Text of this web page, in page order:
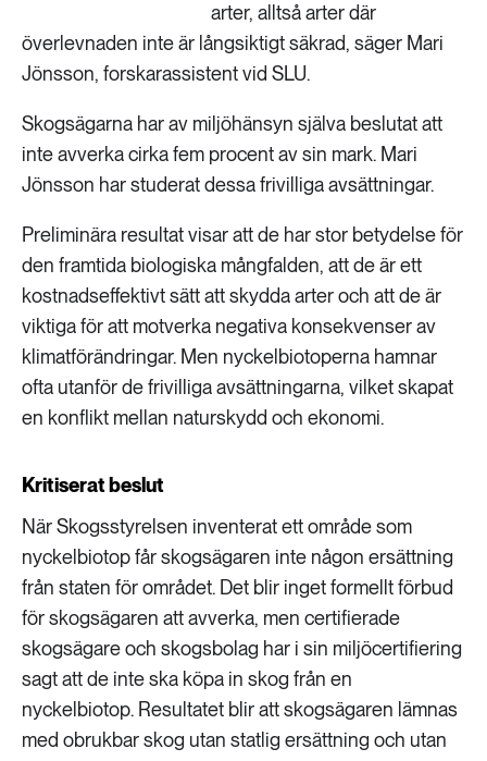
arter, alltså arter där
överlevnaden inte är långsiktigt säkrad, säger Mari
Jönsson, forskarassistent vid SLU.
Skogsägarna har av miljöhänsyn själva beslutat att
inte avverka cirka fem procent av sin mark. Mari
Jönsson har studerat dessa frivilliga avsättningar.
Preliminära resultat visar att de har stor betydelse för
den framtida biologiska mångfalden, att de är ett
kostnadseffektivt sätt att skydda arter och att de är
viktiga för att motverka negativa konsekvenser av
klimatförändringar. Men nyckelbiotoperna hamnar
ofta utanför de frivilliga avsättningarna, vilket skapat
en konflikt mellan naturskydd och ekonomi.
Kritiserat beslut
När Skogsstyrelsen inventerat ett område som
nyckelbiotop får skogsägaren inte någon ersättning
från staten för området. Det blir inget formellt förbud
för skogsägaren att avverka, men certifierade
skogsägare och skogsbolag har i sin miljöcertifiering
sagt att de inte ska köpa in skog från en
nyckelbiotop. Resultatet blir att skogsägaren lämnas
med obrukbar skog utan statlig ersättning och utan